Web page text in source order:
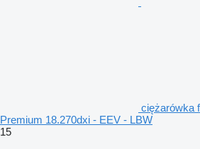
ciężarówka
Premium 18.270dxi - EEV - LBW
15